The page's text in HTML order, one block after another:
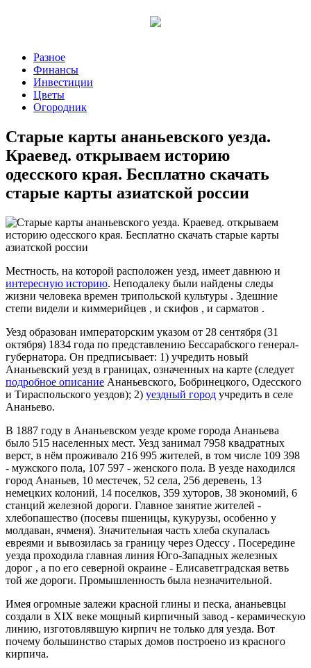
Разное
Финансы
Инвестиции
Цветы
Огородник
Старые карты ананьевского уезда.
Краевед. открываем историю
одесского края. Бесплатно скачать
старые карты азиатской россии
Местность, на которой расположен уезд, имеет давнюю и
интересную историю. Неподалеку были найдены следы
жизни человека времен трипольской культуры . Здешние
степи видели и киммерийцев , и скифов , и сарматов .
Уезд образован императорским указом от 28 сентября (31
октября) 1834 года по представлению Бессарабского генерал-
губернатора. Он предписывает: 1) учредить новый
Ананьевский уезд в границах, означенных на карте (следует
подробное описание Ананьевского, Бобринецкого, Одесского
и Тираспольского уездов); 2) уездный город учредить в селе
Ананьево.
В 1887 году в Ананьевском уезде кроме города Ананьева
было 515 населенных мест. Уезд занимал 7958 квадратных
верст, в нём проживало 216 995 жителей, в том числе 109 398
- мужского пола, 107 597 - женского пола. В уезде находился
город Ананьев, 10 местечек, 52 села, 256 деревень, 13
немецких колоний, 14 поселков, 359 хуторов, 38 экономий, 6
станций железной дороги. Главное занятие жителей -
хлебопашество (посевы пшеницы, кукурузы, особенно у
молдаван, ячменя). Значительная часть хлеба скупалась
евреями и вывозилась за границу через Одессу . Посередине
уезда проходила главная линия Юго-Западных железных
дорог , а по его северной окраине - Елисаветградская ветвь
той же дороги. Промышленность была незначительной.
Имея огромные залежи красной глины и песка, ананьевцы
создали в XIX веке мощный кирпичный завод - керамическую
линию, изготовлявшую кирпич не только для уезда. Вот
почему большинство старых домов построено из красного
кирпича.